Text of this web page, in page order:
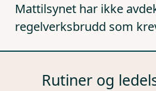
Mattilsynet har ikke
regelverksbrudd som
Rutiner og